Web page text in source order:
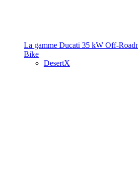
La gamme Ducati 35 kW Off-Road
Bike
DesertX